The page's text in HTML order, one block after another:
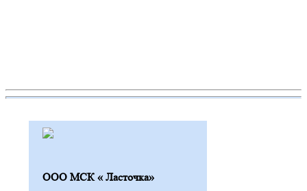
ООО МСК « Ласточка»